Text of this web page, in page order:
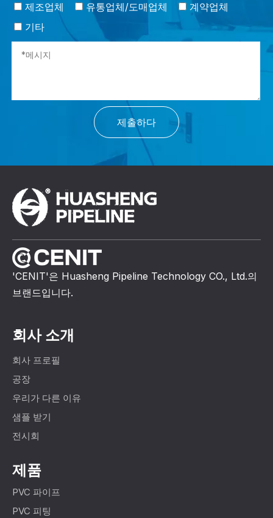
제조업체
유통업체/도매업체
계약업체
기타
제출하다
'CENIT'은 Huasheng Pipeline Technology CO., Ltd.의
브랜드입니다.
회사 소개
회사 프로필
공장
우리가 다른 이유
샘플 받기
전시회
제품
PVC 파이프
PVC 피팅